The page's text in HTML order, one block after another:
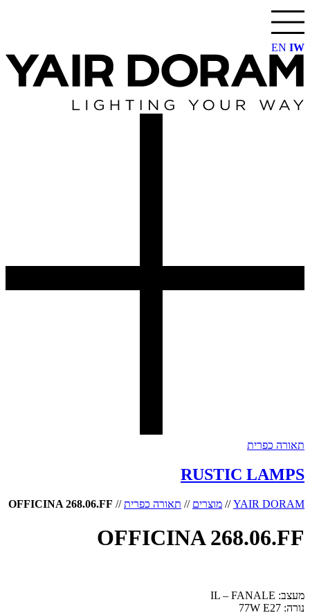
דלג
לתוכן
EN IW
תאורה כפרית
RUSTIC LAMPS
YAIR DORAM
// מוצרים // תאורה כפרית//
OFFICINA 268.06.FF
OFFICINA 268.06.FF
מעצב: IL – FANALE
נורה: 77W E27